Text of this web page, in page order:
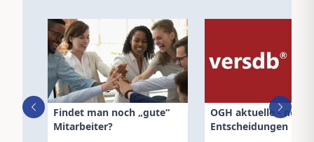
Findet man noch „gute“
Mitarbeiter?
OGH aktuelle - neue
Entscheidungen